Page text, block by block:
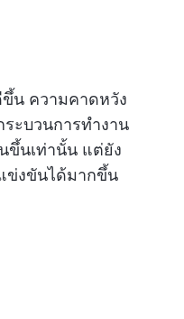
น ความคาดหวัง
ะบวนการทำงาน
ขึ้นเท่านั้น แต่ยัง
ข่งขันได้มากขึ้น